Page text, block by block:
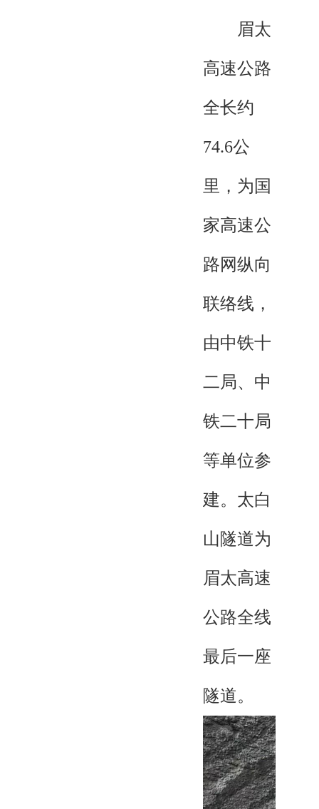
眉太
高速公路
全长约
74.6公
里，为国
家高速公
路网纵向
联络线，
由中铁十
二局、中
铁二十局
等单位参
建。太白
山隧道为
眉太高速
公路全线
最后一座
隧道。